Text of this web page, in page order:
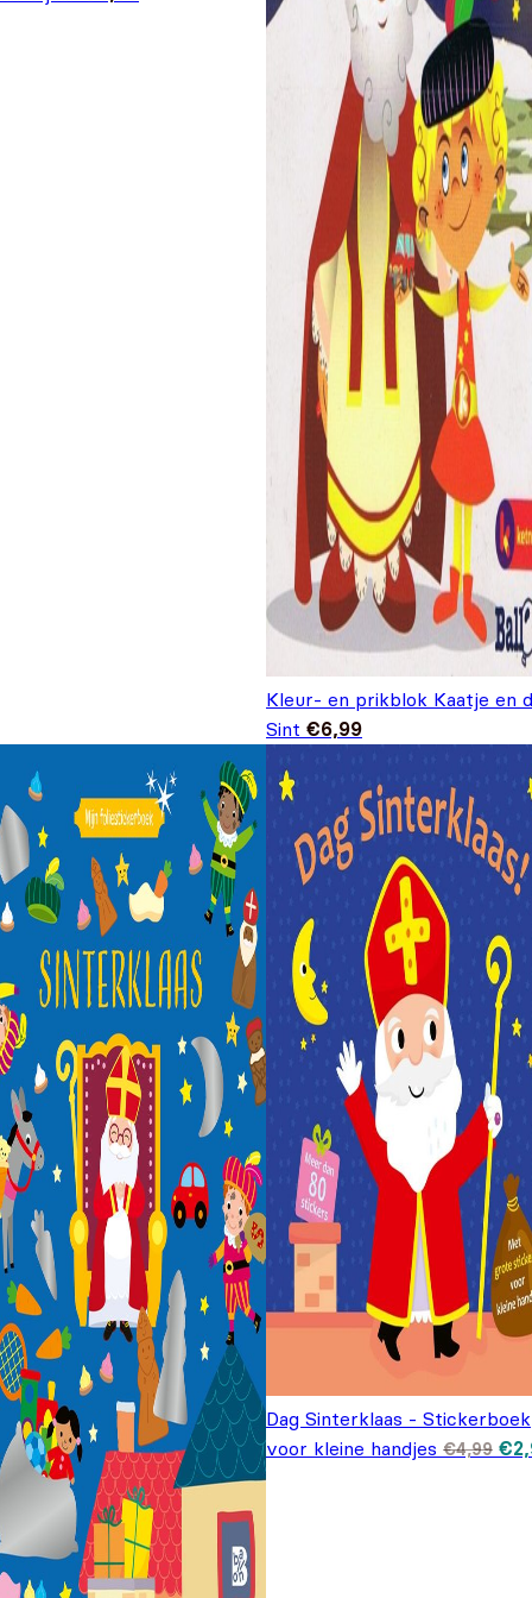
Kleur- en prikblok Kaatje en
Sint €6,99
Dag Sinterklaas - Stickerboek
voor kleine handjes €4,99 €